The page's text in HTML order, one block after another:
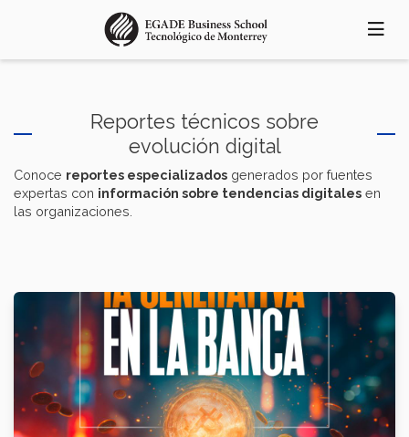
principal
Reportes técnicos sobre
evolución digital
Conoce reportes especializados generados por fuentes
expertas con información sobre tendencias digitales en
las organizaciones.